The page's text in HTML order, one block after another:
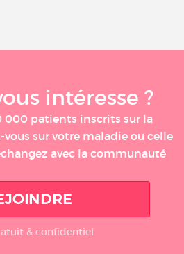
intéresse ?
000 patients inscrits sur la
sur votre maladie ou celle
avec la communauté
& confidentiel